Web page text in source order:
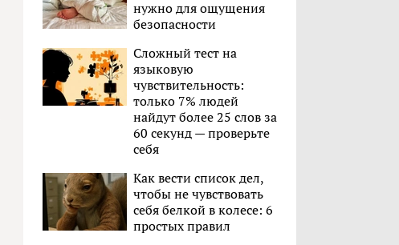
нужно для ощущения
безопасности
Сложный тест на
языковую
чувствительность:
только 7% людей
найдут более 25 слов за
60 секунд — проверьте
себя
Как вести список дел,
чтобы не чувствовать
себя белкой в колесе: 6
простых правил